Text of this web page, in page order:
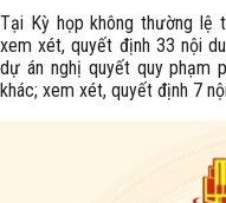
Tại Kỳ họp không thường lệ
xem xét, quyết định 33 nội
dự án nghị quyết quy phạm
khác; xem xét, quyết định 7